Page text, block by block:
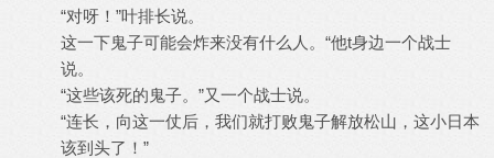
“对呀！”叶排长说。
这一下鬼子可能会炸来没有什么人。“他t身边一个战士
说。
“这些该死的鬼子。”又一个战士说。
“连长，向这一仗后，我们就打败鬼子解放松山，这小日本
该到头了！”